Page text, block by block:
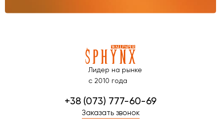
Лидер на рынке
с 2010 года
+38 (073) 777-60-69
Заказать звонок